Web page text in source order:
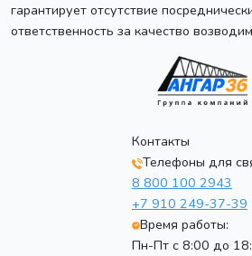
гарантирует отсутствие
ответственность за качество
Контакты
Телефоны для
8 800 100 2943
+7 910 249-37-39
Время работы:
Пн-Пт с 8:00 до